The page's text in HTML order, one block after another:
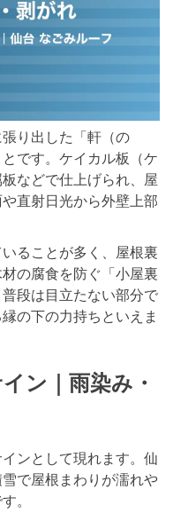
り出した「軒（の
です。ケイカル板（ケ
などで仕上げられ、屋
直射日光から外壁上部
ることが多く、屋根裏
の腐食を防ぐ「小屋裏
段は目立たない部分で
の下の力持ちといえま
ン｜雨染み・
ンとして現れます。仙
で屋根まわりが濡れや
。